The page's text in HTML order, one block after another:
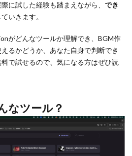
に試した経験も踏まえながら、 でき
いきます。
がどんなツールか理解でき、BGM作
るかどうか、あなた自身で判断でき
で試せるので、気になる方はぜひ読
なツール？